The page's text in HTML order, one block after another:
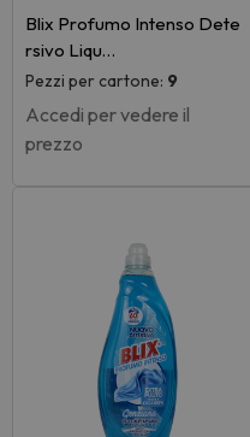
Blix Profumo Intenso Dete
rsivo Liqu…
Pezzi per cartone: 9
Accedi per vedere il
prezzo